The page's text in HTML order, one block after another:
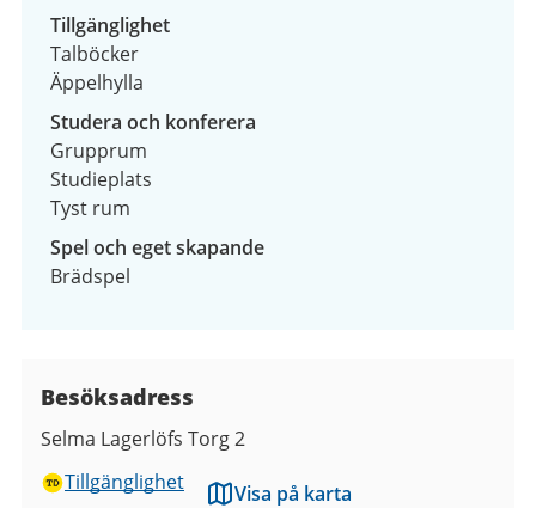
Tillgänglighet
Talböcker
Äppelhylla
Studera och konferera
Grupprum
Studieplats
Tyst rum
Spel och eget skapande
Brädspel
Besöksadress
Selma Lagerlöfs Torg 2
Tillgänglighet
Visa på karta